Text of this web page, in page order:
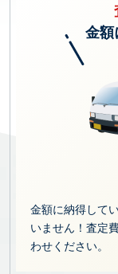
金額
金額に納得して
いません！査定
わせください。